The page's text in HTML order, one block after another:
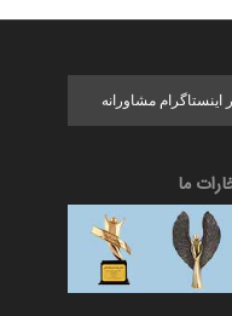
مشاورانه
ما